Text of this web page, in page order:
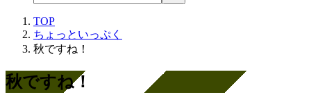
TOP
ちょっといっぷく
秋ですね！
秋ですね！